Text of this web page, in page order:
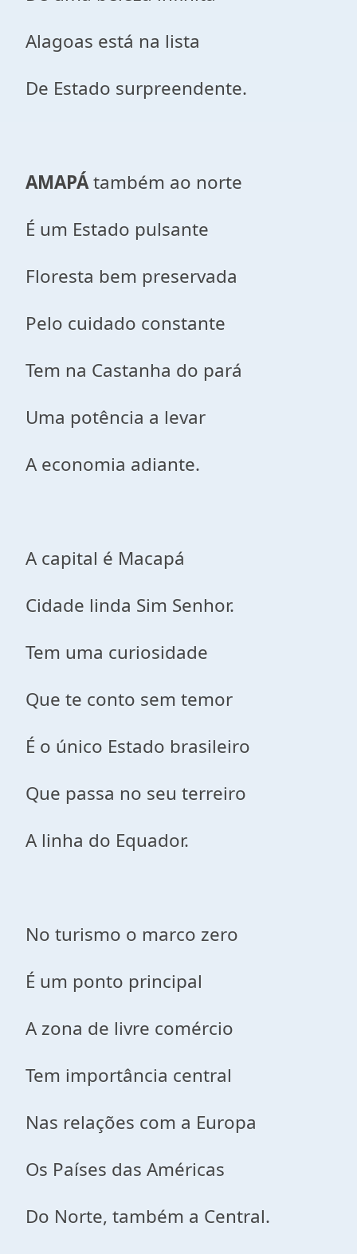
Alagoas está na lista
De Estado surpreendente.
AMAPÁtambém ao norte
É um Estado pulsante
Floresta bem preservada
Pelo cuidado constante
Tem na Castanha do pará
Uma potência a levar
A economia adiante.
A capital é Macapá
Cidade linda Sim Senhor.
Tem uma curiosidade
Que te conto sem temor
É o único Estado brasileiro
Que passa no seu terreiro
A linha do Equador.
No turismo o marco zero
É um ponto principal
A zona de livre comércio
Tem importância central
Nas relações com a Europa
Os Países das Américas
Do Norte, também a Central.